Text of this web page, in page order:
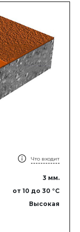
Что входит
3 мм.
от 10 до 30 °C
Высокая